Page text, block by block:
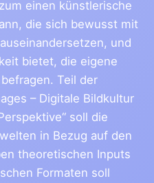
einen künstlerische
die sich bewusst mit
und
bietet, die eigene
Teil der
– Digitale Bildkultur
soll die
in Bezug auf den
theoretischen Inputs
Formaten soll